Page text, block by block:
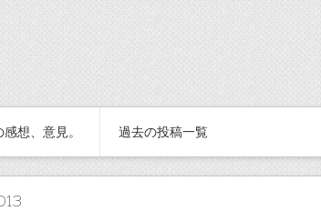
想、意見。 過去の投稿一覧